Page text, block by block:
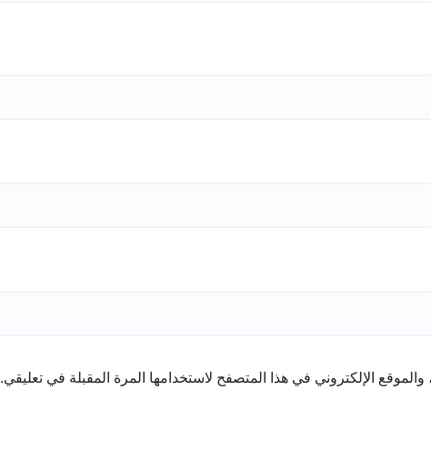
الإلكتروني في هذا المتصفح لاستخدامها المرة المقبلة في تعليقي.